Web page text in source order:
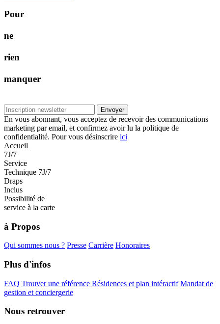
Pour
ne
rien
manquer
Envoyer
En vous abonnant, vous acceptez de recevoir des communications
marketing par email, et confirmez avoir lu la politique de
confidentialité. Pour vous désinscrire ici
Accueil
7J/7
Service
Technique 7J/7
Draps
Inclus
Possibilité de
service à la carte
à Propos
Qui sommes nous ? Presse Carrière Honoraires
Plus d'infos
FAQ Trouver une référence Résidences et plan intéractif Mandat de
gestion et conciergerie
Nous retrouver